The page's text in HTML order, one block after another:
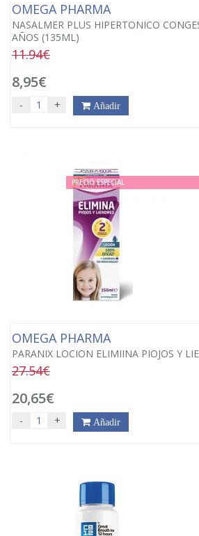
OMEGA PHARMA
NASALMER PLUS HIPERTONICO
AÑOS (135ML)
11.94€
8,95€
- + Añadir
PRECIO ESPECIAL
OMEGA PHARMA
PARANIX LOCION ELIMIINA PIOJOS Y
27.54€
20,65€
- + Añadir